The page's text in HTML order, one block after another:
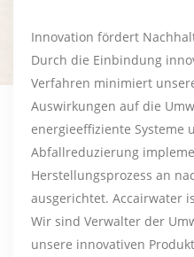
Innovation fördert
Durch die Einbindung
Verfahren minimiert
Auswirkungen auf die
energieeffiziente Systeme
Abfallreduzierung
Herstellungsprozess an
ausgerichtet. Accairwater
Wir sind Verwalter der
unsere innovativen